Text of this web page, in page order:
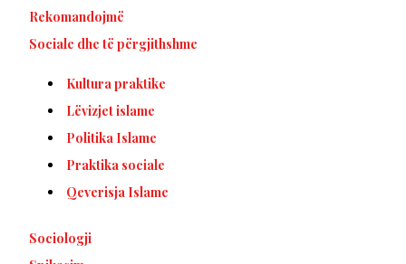
Rekomandojmë
Sociale dhe të përgjithshme
Kultura praktike
Lëvizjet islame
Politika Islame
Praktika sociale
Qeverisja Islame
Sociologji